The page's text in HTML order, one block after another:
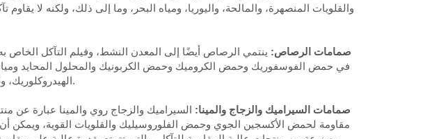
والقلويات المنصهرة، والمالحة، واليوريا، ومياه البحر، وما إلى ذلك، ولكنه لا
8، صمامات الرصاص: ينتمي الرصاص أيضًا إلى المعدن النشط، وفيلم التآكل الخاص
في حمض الفوسفوريك وحمض الكروميك وحمض الكربونيك والمحلول المحايد ومياه
الهيدروكلوريك، وغير مناسب للعمل في منتجات التآكل الخاصة بهما. الرصاص ناعم ومناسب فقط لبطانة الصمامات.
9، صمامات السيراميك والزجاج والمينا: السيراميك والزجاج روي والمينا عبارة عن
مقاومة لحمض الأكسجين الجوي وحمض الفلوروسيليك والقلويات القوية، ويمكن